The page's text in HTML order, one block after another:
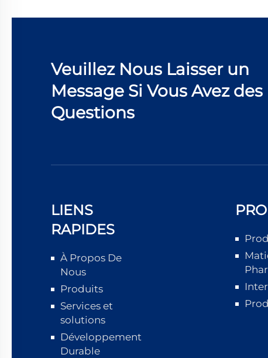
Veuillez Nous Laisser un
Message Si Vous Avez des
Questions
LIENS
RAPIDES
À Propos De
Nous
Produits
Services et
solutions
Développement
Durable